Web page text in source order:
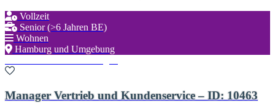
Vollzeit
Senior (>6 Jahren BE)
Wohnen
Hamburg und Umgebung
Manager Vertrieb und Kundenservice – ID: 10463